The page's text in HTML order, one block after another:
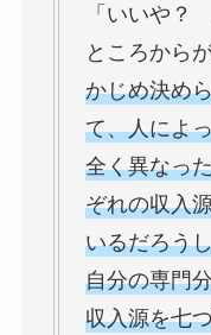
「いいや？
ところから
かじめ決め
て、人によ
全く異なっ
ぞれの収入
いるだろう
自分の専門
収入源を七